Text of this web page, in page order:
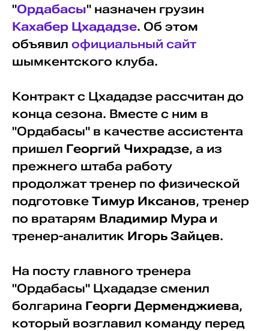
"Ордабасы" назначен грузин
Кахабер Цхададзе. Об этом
объявил официальный сайт
шымкентского клуба.
Контракт с Цхададзе рассчитан до
конца сезона. Вместе с ним в
"Ордабасы" в качестве ассистента
пришел Георгий Чихрадзе, а из
прежнего штаба работу
продолжат тренер по физической
подготовкеТимур Иксанов, тренер
по вратарям Владимир Мураи
тренер-аналитик Игорь Зайцев.
На посту главного тренера
"Ордабасы" Цхададзе сменил
болгарина Георги Дерменджиева,
который возглавил команду перед